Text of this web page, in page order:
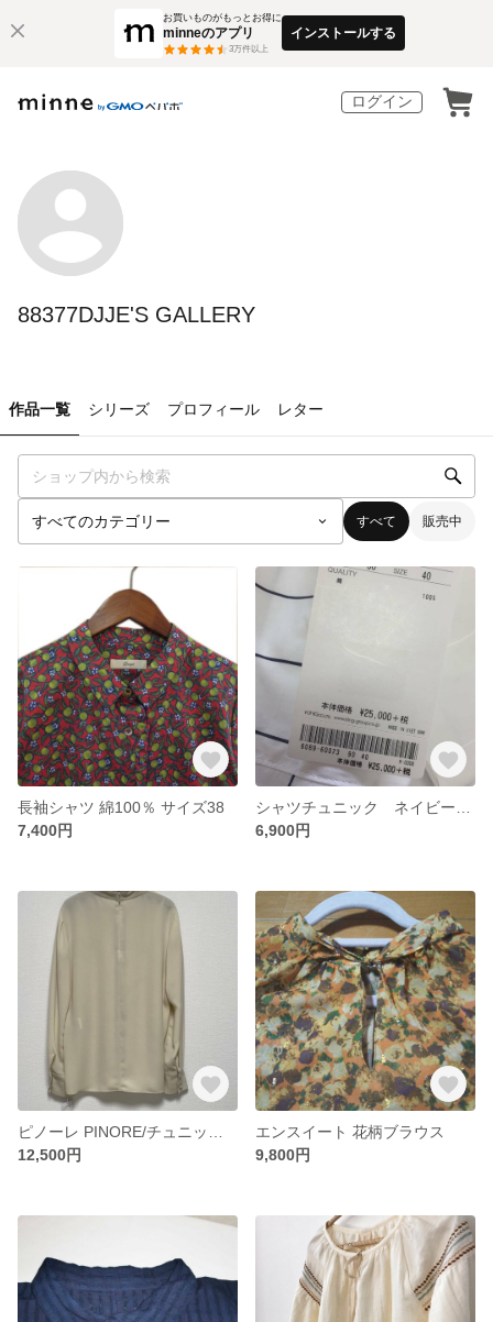
お買いものがもっとお得に
minneのアプリ
3万件以上
インストールする
ログイン
88377DJJE'S GALLERY
作品一覧 シリーズ プロフィール レター
すべて 販売中
長袖シャツ 綿100％ サイズ38
7,400円
6,900円
12,500円
エンスイート 花柄ブラウス
9,800円